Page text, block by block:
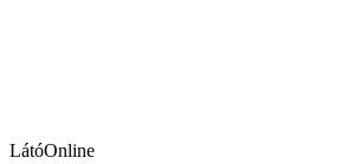
LátóOnline